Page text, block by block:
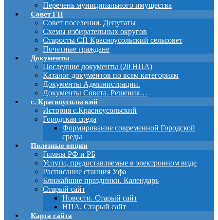
Перечень муниципального имущества
Совет ГП
Совет поселения. Депутаты
Схемы избирательных округов
Старосты СП Красноусольский сельсовет
Почетные граждане
Документы
Последние документы (20 НПА)
Каталог документов по всем категориям
Документы Администрации.
Документы Совета. Решения…
с. Красноусольский
История с.Красноусольский
Городская среда
Формирование современной Городской
среды
Полезные опции
Гимны РФ и РБ
Услуги, предоставляемые в электронном виде
Расписание станция Уфа
Ближайшие праздники. Календарь
Старый сайт
Новости. Старый сайт
НПА. Старый сайт
Карта сайта